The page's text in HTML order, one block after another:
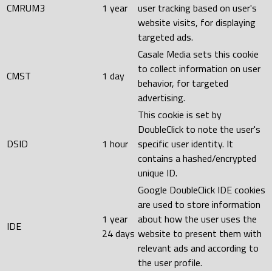
CMRUM3 1 year
user tracking based on user's
website visits, for displaying
targeted ads.
CMST 1 day
Casale Media sets this cookie
to collect information on user
behavior, for targeted
advertising.
DSID 1 hour
This cookie is set by
DoubleClick to note the user's
specific user identity. It
contains a hashed/encrypted
unique ID.
IDE
1 year
24 days
Google DoubleClick IDE cookies
are used to store information
about how the user uses the
website to present them with
relevant ads and according to
the user profile.